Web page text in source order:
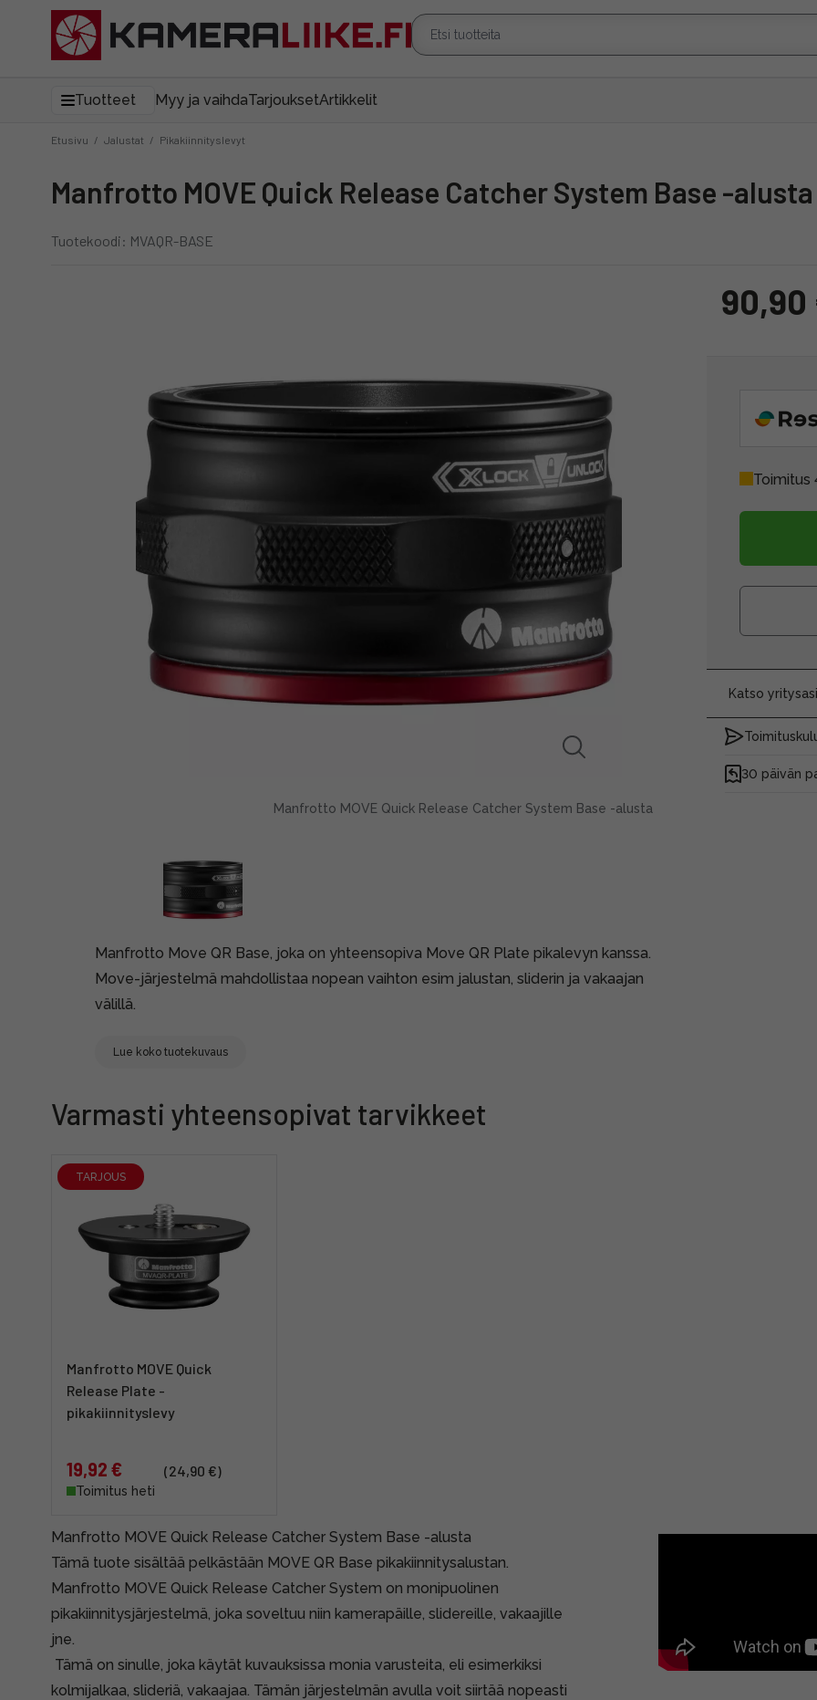
Tuotteet Myy ja vaihdaTarjouksetArtikkelit
Etusivu / Jalustat / Pikakiinnityslevyt
Manfrotto MOVE Quick Release Catcher System Base -alusta
Tuotekoodi: MVAQR-BASE
Manfrotto MOVE Quick Release Catcher System Base -alusta
Manfrotto Move QR Base, joka on yhteensopiva Move QR Plate pikalevyn kanssa.
Move-järjestelmä mahdollistaa nopean vaihton esim jalustan, sliderin ja vakaajan
välillä.
Lue koko tuotekuvaus
90,90
Toimitus
Katso
30 päivän
Varmasti yhteensopivat tarvikkeet
TARJOUS
Manfrotto MOVE Quick
Release Plate -
pikakiinnityslevy
19,92 € (24,90 €)
Toimitus heti
Manfrotto MOVE Quick Release Catcher System Base -alusta
Tämä tuote sisältää pelkästään MOVE QR Base pikakiinnitysalustan.
Manfrotto MOVE Quick Release Catcher System on monipuolinen
pikakiinnitysjärjestelmä, joka soveltuu niin kamerapäille, slidereille, vakaajille
jne.
Tämä on sinulle, joka käytät kuvauksissa monia varusteita, eli esimerkiksi
kolmijalkaa, slideriä, vakaajaa. Tämän järjestelmän avulla voit siirtää nopeasti